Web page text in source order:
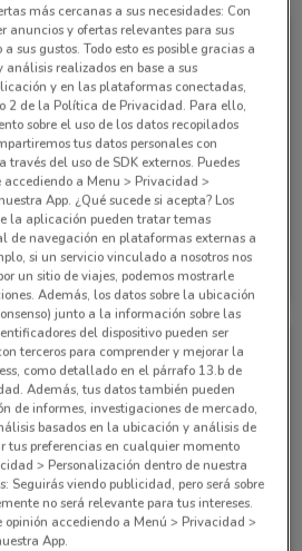
km
NUEVO
Waldos
Caduca Lunes 1.9 km
NUEVO
más cercanas a sus necesidades: Con
anuncios y ofertas relevantes para sus
sus gustos. Todo esto es posible gracias a
realizados en base a sus
y en las plataformas conectadas,
2 de la Política de Privacidad. Para ello,
sobre el uso de los datos recopilados
tus datos personales con
través del uso de SDK externos. Puedes
a Menu > Privacidad >
App. ¿Qué sucede si acepta? Los
la aplicación pueden tratar temas
de navegación en plataformas externas a
si un servicio vinculado a nosotros nos
un sitio de viajes, podemos mostrarle
Además, los datos sobre la ubicación
junto a la información sobre las
del dispositivo pueden ser
terceros para comprender y mejorar la
como detallado en el párrafo 13.b de
Además, tus datos también pueden
de informes, investigaciones de mercado,
basados en la ubicación y análisis de
tus preferencias en cualquier momento
> Personalización dentro de nuestra
Seguirás viendo publicidad, pero será sobre
no será relevante para tus intereses.
opinión accediendo a Menú > Privacidad >
App.